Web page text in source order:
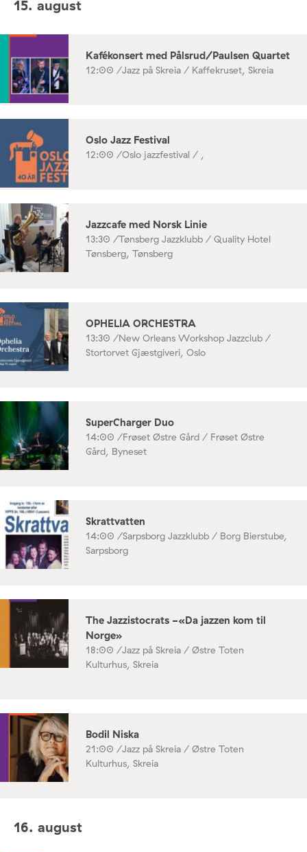
15. august
Kafékonsert med Pålsrud/Paulsen Quartet
12:00 /Jazz på Skreia / Kaffekruset, Skreia
Oslo Jazz Festival
12:00 /Oslo jazzfestival / ,
Jazzcafe med Norsk Linie
13:30 /Tønsberg Jazzklubb / Quality Hotel
Tønsberg, Tønsberg
OPHELIA ORCHESTRA
13:30 /New Orleans Workshop Jazzclub /
Stortorvet Gjæstgiveri, Oslo
SuperCharger Duo
14:00 /Frøset Østre Gård / Frøset Østre
Gård, Byneset
Skrattvatten
14:00 /Sarpsborg Jazzklubb / Borg Bierstube,
Sarpsborg
The Jazzistocrats -«Da jazzen kom til
Norge»
18:00 /Jazz på Skreia / Østre Toten
Kulturhus, Skreia
Bodil Niska
21:00 /Jazz på Skreia / Østre Toten
Kulturhus, Skreia
16. august